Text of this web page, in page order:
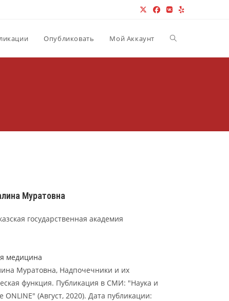
Опубликовать Мой Аккаунт Переключить
Муратовна
государственная академия
медицина
Муратовна, Надпочечники и их
функция. Публикация в СМИ: "Наука и
ONLINE" (Август, 2020). Дата публикации: